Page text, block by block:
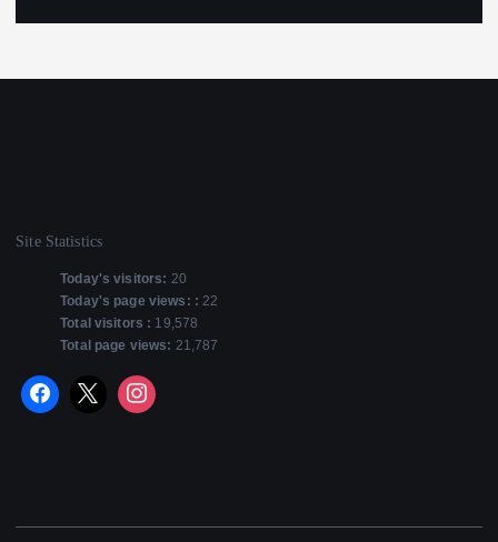
Site Statistics
Today's visitors: 20
Today's page views: :22
Total visitors : 19,578
Total page views: 21,787